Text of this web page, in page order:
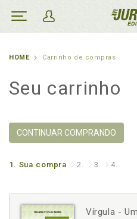
HOME Carrinho de compras
Seu carrinho
CONTINUAR COMPRANDO
1. Sua compra 2. 3. 4.
Vírgula -